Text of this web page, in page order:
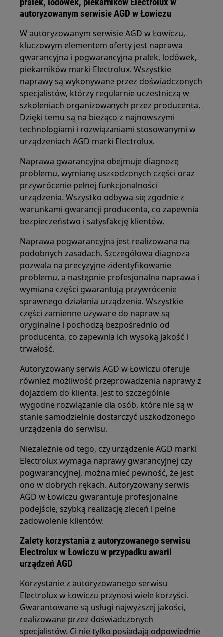
autoryzowanym serwisie AGD w Łowiczu
W autoryzowanym serwisie AGD w Łowiczu,
kluczowym elementem oferty jest naprawa
gwarancyjna i pogwarancyjna pralek, lodówek,
piekarników marki Electrolux. Wszystkie
naprawy są wykonywane przez doświadczonych
specjalistów, którzy regularnie uczestniczą w
szkoleniach organizowanych przez producenta.
Dzięki temu są na bieżąco z najnowszymi
technologiami i rozwiązaniami stosowanymi w
urządzeniach AGD marki Electrolux.
Naprawa gwarancyjna obejmuje diagnozę
problemu, wymianę uszkodzonych części oraz
przywrócenie pełnej funkcjonalności
urządzenia. Wszystko odbywa się zgodnie z
warunkami gwarancji producenta, co zapewnia
bezpieczeństwo i satysfakcję klientów.
Naprawa pogwarancyjna jest realizowana na
podobnych zasadach. Szczegółowa diagnoza
pozwala na precyzyjne zidentyfikowanie
problemu, a następnie profesjonalna naprawa i
wymiana części gwarantują przywrócenie
sprawnego działania urządzenia. Wszystkie
części zamienne używane do napraw są
oryginalne i pochodzą bezpośrednio od
producenta, co zapewnia ich wysoką jakość i
trwałość.
Autoryzowany serwis AGD w Łowiczu oferuje
również możliwość przeprowadzenia naprawy z
dojazdem do klienta. Jest to szczególnie
wygodne rozwiązanie dla osób, które nie są w
stanie samodzielnie dostarczyć uszkodzonego
urządzenia do serwisu.
Niezależnie od tego, czy urządzenie AGD marki
Electrolux wymaga naprawy gwarancyjnej czy
pogwarancyjnej, można mieć pewność, że jest
ono w dobrych rękach. Autoryzowany serwis
AGD w Łowiczu gwarantuje profesjonalne
podejście, szybką realizację zleceń i pełne
zadowolenie klientów.
Zalety korzystania z autoryzowanego serwisu
Electrolux w Łowiczu w przypadku awarii
urządzeń AGD
Korzystanie z autoryzowanego serwisu
Electrolux w Łowiczu przynosi wiele korzyści.
Gwarantowane są usługi najwyższej jakości,
realizowane przez doświadczonych
specjalistów. Ci nie tylko posiadają odpowiednie